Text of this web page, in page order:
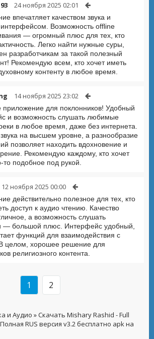
24 ноября 2025 02:01
впечатляет качеством звука и
Возможность offline
— огромный плюс для тех, кто
Легко найти нужные суры,
разработчикам за такой полезный
Рекомендую всем, кто хочет иметь
контенту в любое время.
14 ноября 2025 23:02
приложение для поклонников! Удобный
и возможность слушать любимые
в любое время, даже без интернета.
звука на высшем уровне, а разнообразие
позволяет находить вдохновение и
Рекомендую каждому, кто хочет
то подобное под рукой.
12 ноября 2025 00:00
действительно полезное для тех, кто
доступ к аудио чтению. Качество
а возможность слушать
большой плюс. Интерфейс удобный,
функций для взаимодействия с
целом, хорошее решение для
религиозного контента.
1 2
и Аудио » Скачать Mishary Rashid - Full
RUS версия v3.2 бесплатно apk на